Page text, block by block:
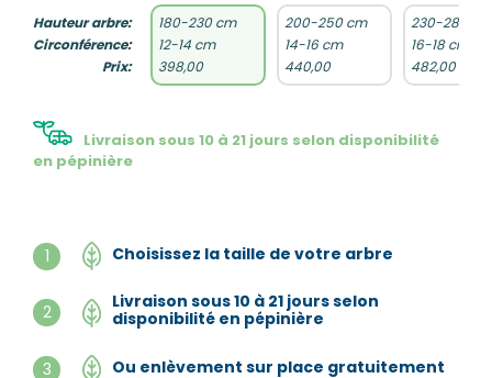
Hauteur arbre:
Circonférence:
Prix:
180-230 cm
12-14 cm
398,00
200-250 cm
14-16 cm
440,00
230-280 cm
16-18 cm
482,00
Livraison sous 10 à 21 jours selon disponibilité
en pépinière
1 Choisissez la taille de votre arbre
2
Livraison sous 10 à 21 jours selon
disponibilité en pépinière
3 Ou enlèvement sur place gratuitement